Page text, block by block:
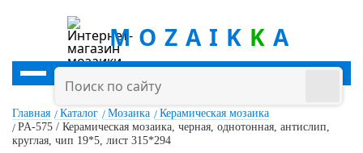
MOZAIK K A
Главная Каталог Мозаика
Керамическая мозаика
PA-575 / Керамическая мозаика, черная, однотонная, антислип,
круглая, чип 19*5, лист 315*294